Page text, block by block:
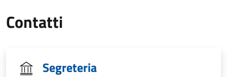
Contatti
Segreteria